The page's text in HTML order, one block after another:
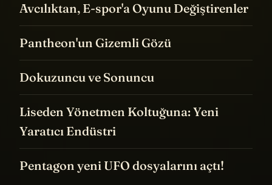
Avcılıktan, E-spor'a Oyunu Değiştirenler
Pantheon'un Gizemli Gözü
Dokuzuncu ve Sonuncu
Liseden Yönetmen Koltuğuna: Yeni
Yaratıcı Endüstri
Pentagon yeni UFO dosyalarını açtı!